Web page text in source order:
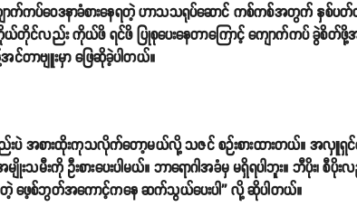
က်ကပ်ဝေဒနာခံစားနေရတဲ့ ဟာသသရုပ်ဆောင် ကစ်ကစ်အတွက် နှစ်ပတ်
င်လည်း ကိုယ်ဖိ ရင်ဖိ ပြုစုပေးနေတာကြောင့် ကျောက်ကပ် ခွဲစိ
တာဗျူးမှာ ဖြေဆိုခဲ့ပါတယ်။
းပဲ အစားထိုးကုသလိုက်တော့မယ်လို့ သဇင် စဉ်းစားထားတယ်။ အလှူရှ
သမီးကို ဦးစားပေးပါမယ်။ ဘာရောဂါအခံမှ မရှိရပါဘူး။ ဘီပိုး၊ စီပို
တဲ့ ဖေ့စ်ဘွတ်အကောင့်ကနေ ဆက်သွယ်ပေးပါ'' လို့ ဆိုပါတယ်။